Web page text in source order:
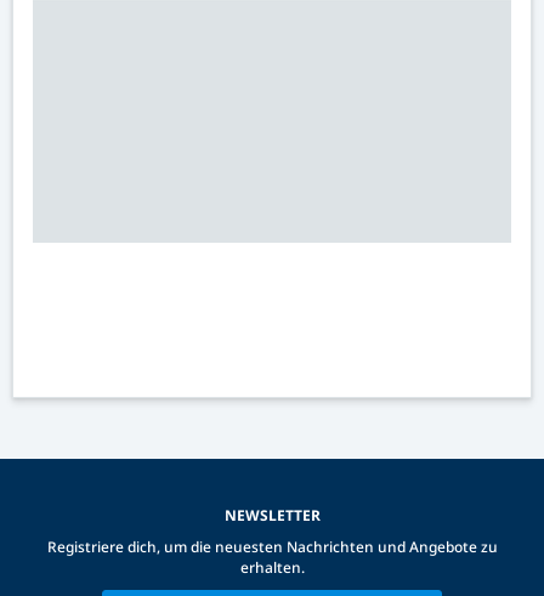
NEWSLETTER
Registriere dich, um die neuesten Nachrichten und Angebote zu
erhalten.